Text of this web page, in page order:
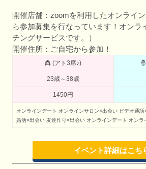
開催店舗：zoomを利用したオンライ
ら参加募集を行なっています！オンラ
チングサービスです。）
開催住所：ご自宅から参加！
👸 (アト3席♪)
23歳～38歳
1450円
オンラインデート オンラインサロン×出会い ビデオ通話
婚活×出会い 友達作り×出会い オンラインデート オンラ
イベント詳細はこち